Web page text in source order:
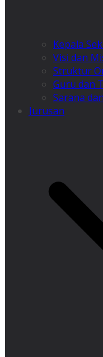
Kepala
Visi dan
Struktur
Guru dan
Sarana
Jurusan